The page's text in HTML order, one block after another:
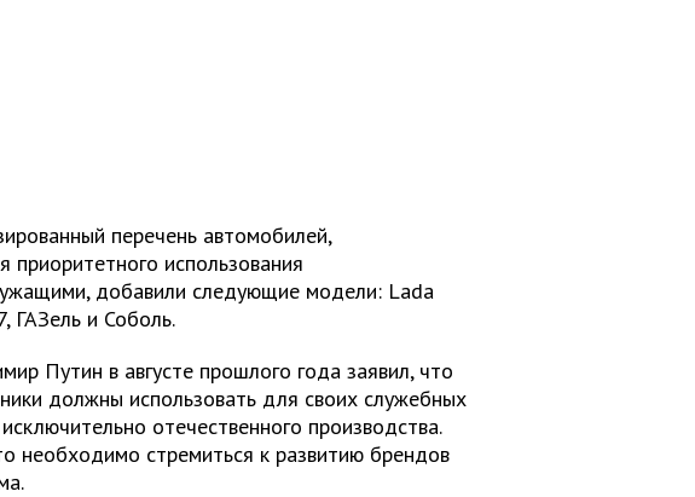
перечень автомобилей,
использования
добавили следующие модели: Lada
ГАЗель и Соболь.
Путин в августе прошлого года заявил, что
должны использовать для своих служебных
отечественного производства.
необходимо стремиться к развитию брендов